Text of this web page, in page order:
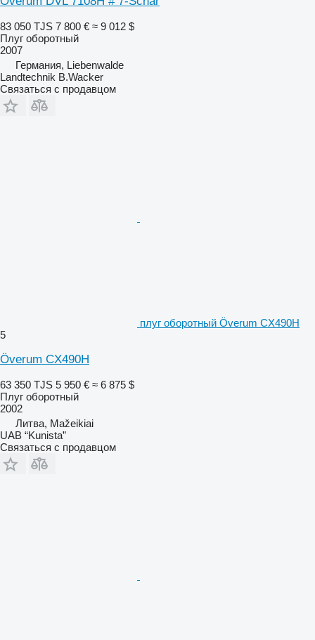
83 050 TJS 7 800 € ≈ 9 012 $
Плуг оборотный
2007
Германия, Liebenwalde
Landtechnik B.Wacker
Связаться с продавцом
плуг оборотный Överum CX490H
5
Överum CX490H
63 350 TJS 5 950 € ≈ 6 875 $
Плуг оборотный
2002
Литва, Mažeikiai
UAB “Kunista”
Связаться с продавцом